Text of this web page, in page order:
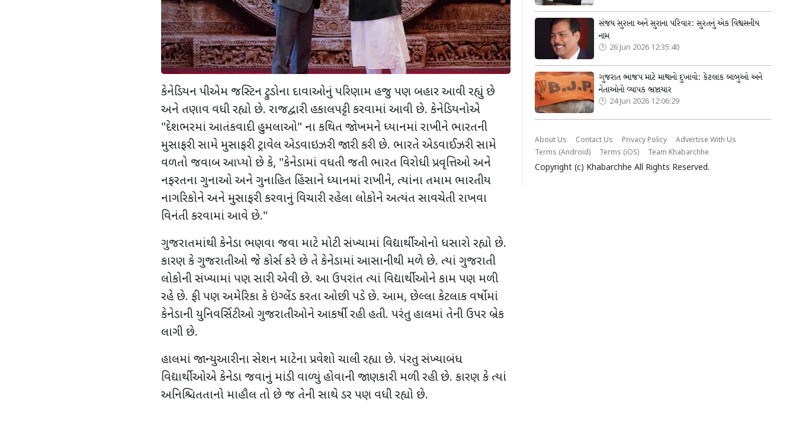
કેનેડિયન પીએમ જસ્ટિન ટ્રુડોના દાવાઓનું પરિણામ હજુ પણ બહાર આવી રહ્યું છે
અને તણાવ વધી રહ્યો છે. રાજદ્વારી હકાલપટ્ટી કરવામાં આવી છે. કેનેડિયનોએ
"દેશભરમાં આતંકવાદી હુમલાઓ" ના કથિત જોખમને ધ્યાનમાં રાખીને ભારતની
મુસાફરી સામે મુસાફરી ટ્રાવેલ એડવાઇઝરી જારી કરી છે. ભારતે એડવાઈઝરી સામે
વળતો જવાબ આપ્યો છે કે, "કેનેડામાં વધતી જતી ભારત વિરોધી પ્રવૃત્તિઓ અને
નફરતના ગુનાઓ અને ગુનાહિત હિંસાને ધ્યાનમાં રાખીને, ત્યાંના તમામ ભારતીય
નાગરિકોને અને મુસાફરી કરવાનું વિચારી રહેલા લોકોને અત્યંત સાવચેતી રાખવા
વિનંતી કરવામાં આવે છે."
ગુજરાતમાંથી કેનેડા ભણવા જવા માટે મોટી સંખ્યામાં વિદ્યાર્થીઓનો ધસારો રહ્યો છે.
કારણ કે ગુજરાતીઓ જે કોર્સ કરે છે તે કેનેડામાં આસાનીથી મળે છે. ત્યાં ગુજરાતી
લોકોની સંખ્યામાં પણ સારી એવી છે. આ ઉપરાંત ત્યાં વિદ્યાર્થીઓને કામ પણ મળી
રહે છે. ફી પણ અમેરિકા કે ઇંગ્લેંડ કરતા ઓછી પડે છે. આમ, છેલ્લા કેટલાક વર્ષોમાં
કેનેડાની યુનિવર્સિટીઓ ગુજરાતીઓને આકર્ષી રહી હતી. પરંતુ હાલમાં તેની ઉપર બ્રેક
લાગી છે.
હાલમાં જાન્યુઆરીના સેશન માટેના પ્રવેશો ચાલી રહ્યા છે. પંરતુ સંખ્યાબંધ
વિદ્યાર્થીઓએ કેનેડા જવાનું માંડી વાળ્યું હોવાની જાણકારી મળી રહી છે. કારણ કે ત્યાં
અનિશ્ચિતતાનો માહૌલ તો છે જ તેની સાથે ડર પણ વધી રહ્યો છે.
સંજય સુરાના અને સુરાના પરિવાર: સુરતનું એક વિશ્વસનીય
નામ
26 Jun 2026 12:35:40
ગુજરાત ભાજપ માટે માથાનો દુખાવો: કેટલાક બાબુઓ અને
નેતાઓનો વ્યાપક ભ્રષ્ટાચાર
24 Jun 2026 12:06:29
About Us Contact Us Privacy Policy
Advertise With Us
Terms (Android)
Terms (iOS) Team Khabarchhe
Copyright (c) Khabarchhe All Rights Reserved.